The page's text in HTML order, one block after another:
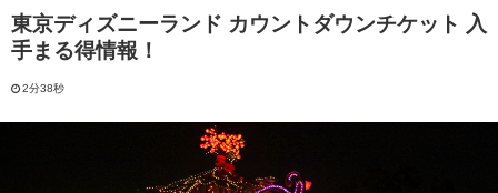
東京ディズニーランド カウントダウンチケット 入
手まる得情報！
2分38秒